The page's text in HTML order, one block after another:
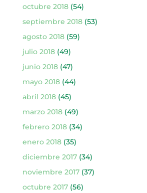
octubre 2018(54)
septiembre 2018(53)
agosto 2018(59)
julio 2018(49)
junio 2018(47)
mayo 2018(44)
abril 2018(45)
marzo 2018(49)
febrero 2018(34)
enero 2018(35)
diciembre 2017(34)
noviembre 2017(37)
octubre 2017(56)